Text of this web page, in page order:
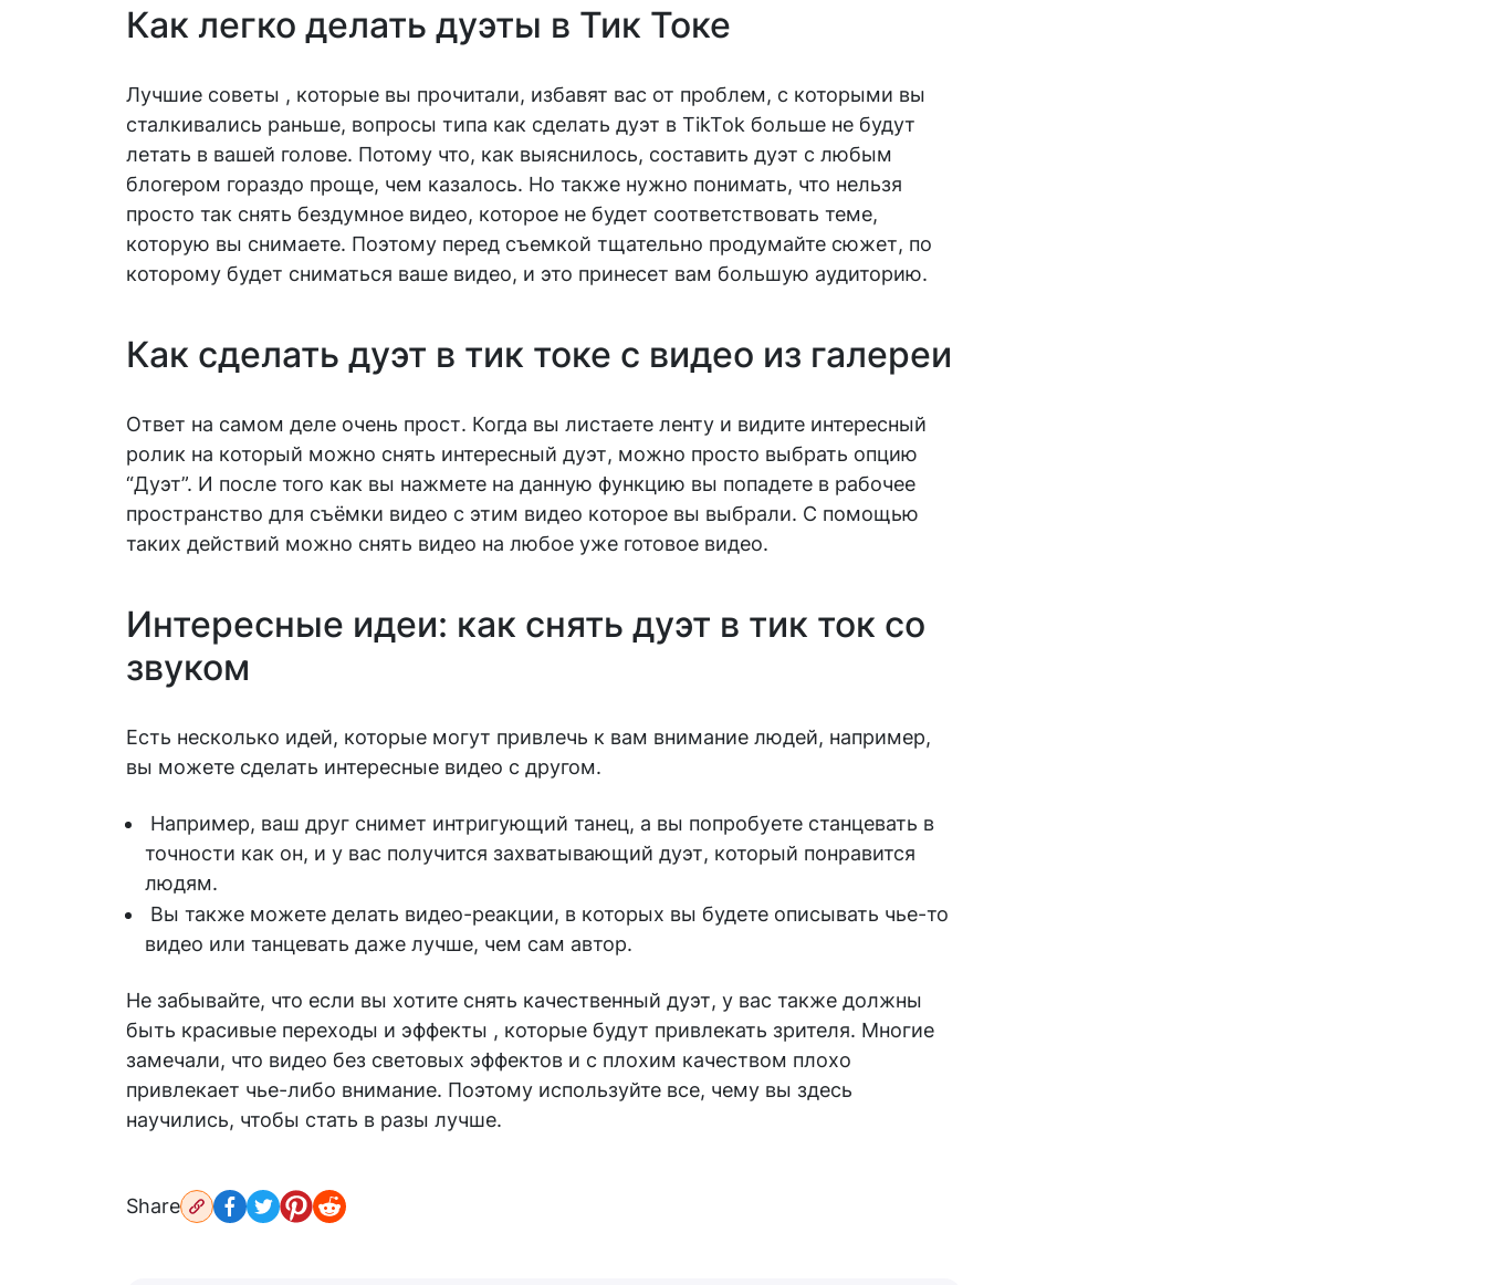
Как легко делать дуэты в Тик Токе
Лучшие советы , которые вы прочитали, избавят вас от проблем, с которыми вы
сталкивались раньше, вопросы типа как сделать дуэт в TikTok больше не будут
летать в вашей голове. Потому что, как выяснилось, составить дуэт с любым
блогером гораздо проще, чем казалось. Но также нужно понимать, что нельзя
просто так снять бездумное видео, которое не будет соответствовать теме,
которую вы снимаете. Поэтому перед съемкой тщательно продумайте сюжет, по
которому будет сниматься ваше видео, и это принесет вам большую аудиторию.
Как сделать дуэт в тик токе с видео из галереи
Ответ на самом деле очень прост. Когда вы листаете ленту и видите интересный
ролик на который можно снять интересный дуэт, можно просто выбрать опцию
“Дуэт”. И после того как вы нажмете на данную функцию вы попадете в рабочее
пространство для съёмки видео с этим видео которое вы выбрали. С помощью
таких действий можно снять видео на любое уже готовое видео.
Интересные идеи: как снять дуэт в тик ток со
звуком
Есть несколько идей, которые могут привлечь к вам внимание людей, например,
вы можете сделать интересные видео с другом.
Например, ваш друг снимет интригующий танец, а вы попробуете станцевать в
точности как он, и у вас получится захватывающий дуэт, который понравится
людям.
Вы также можете делать видео-реакции, в которых вы будете описывать чье-то
видео или танцевать даже лучше, чем сам автор.
Не забывайте, что если вы хотите снять качественный дуэт, у вас также должны
быть красивые переходы и эффекты , которые будут привлекать зрителя. Многие
замечали, что видео без световых эффектов и с плохим качеством плохо
привлекает чье-либо внимание. Поэтому используйте все, чему вы здесь
научились, чтобы стать в разы лучше.
Share